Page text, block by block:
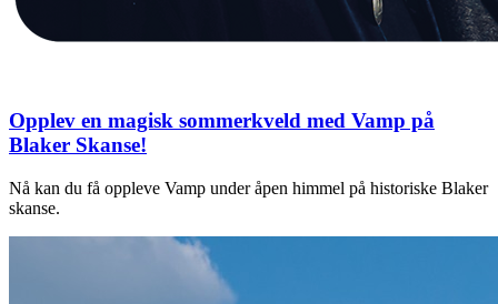
Opplev en magisk sommerkveld med Vamp på
Blaker Skanse!
Nå kan du få oppleve Vamp under åpen himmel på historiske Blaker
skanse.